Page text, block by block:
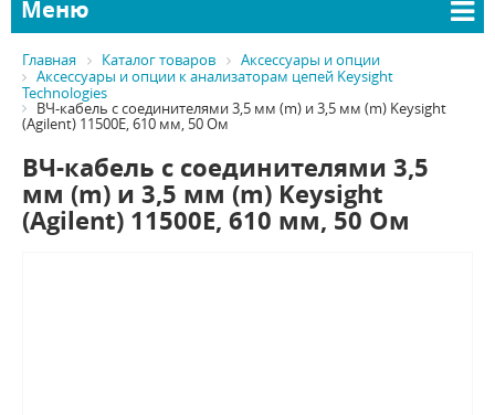
Меню
Главная Каталог товаров
Аксессуары и опции
Аксессуары и опции к анализаторам цепей Keysight
Technologies
ВЧ-кабель с соединителями 3,5 мм (m) и 3,5 мм (m) Keysight
(Agilent) 11500E, 610 мм, 50 Ом
ВЧ-кабель с соединителями 3,5
мм (m) и 3,5 мм (m) Keysight
(Agilent) 11500E, 610 мм, 50 Ом